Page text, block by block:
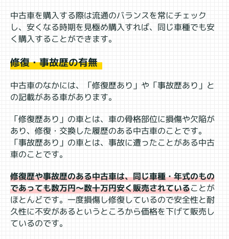
中古車を購入する際は流通のバランスを常にチェック
し、安くなる時期を見極め購入すれば、同じ車種でも安
く購入することができます。
修復・事故歴の有無
中古車のなかには、「修復歴あり」や「事故歴あり」と
の記載がある車があります。
「修復歴あり」の車とは、車の骨格部位に損傷や欠陥が
あり、修復・交換した履歴のある中古車のことです。
「事故歴あり」の車とは、事故に遭ったことがある中古
車のことです。
修復歴や事故歴のある中古車は、同じ車種・年式のもの
であっても数万円～数十万円安く販売されていることが
ほとんどです。一度損傷し修復しているので安全性と耐
久性に不安があるというところから価格を下げて販売し
ているのです。